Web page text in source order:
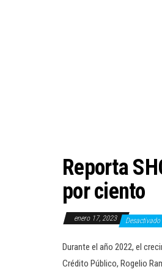
Reporta
por ciento
enero 17, 2023 Desactivado
Durante el año 2022, el
Crédito Público, Rogelio